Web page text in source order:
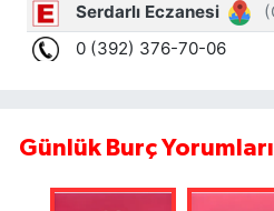
Günlük Burç Yorumları